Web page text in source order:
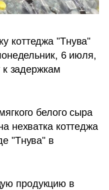
коттеджа "Тнува"
6 июля,
к задержкам
белого сыра
нехватка коттеджа
"Тнува" в
продукцию в